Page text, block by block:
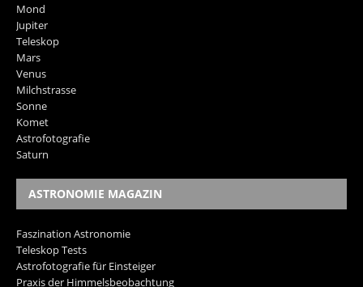
Mond
Jupiter
Teleskop
Mars
Venus
Milchstrasse
Sonne
Komet
Astrofotografie
Saturn
ASTRONOMIE MAGAZIN
Faszination Astronomie
Teleskop Tests
Astrofotografie für Einsteiger
Praxis der Himmelsbeobachtung